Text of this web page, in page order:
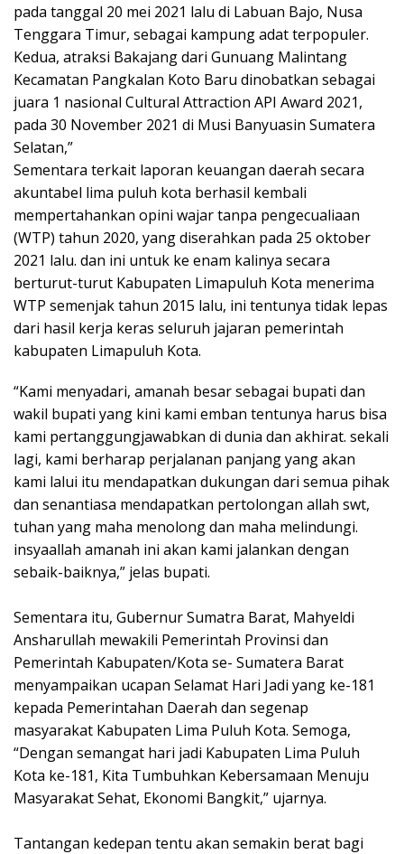
pada tanggal 20 mei 2021 lalu di Labuan Bajo, Nusa
Tenggara Timur, sebagai kampung adat terpopuler.
Kedua, atraksi Bakajang dari Gunuang Malintang
Kecamatan Pangkalan Koto Baru dinobatkan sebagai
juara 1 nasional Cultural Attraction API Award 2021,
pada 30 November 2021 di Musi Banyuasin Sumatera
Selatan,”
Sementara terkait laporan keuangan daerah secara
akuntabel lima puluh kota berhasil kembali
mempertahankan opini wajar tanpa pengecualiaan
(WTP) tahun 2020, yang diserahkan pada 25 oktober
2021 lalu. dan ini untuk ke enam kalinya secara
berturut-turut Kabupaten Limapuluh Kota menerima
WTP semenjak tahun 2015 lalu, ini tentunya tidak lepas
dari hasil kerja keras seluruh jajaran pemerintah
kabupaten Limapuluh Kota.
“Kami menyadari, amanah besar sebagai bupati dan
wakil bupati yang kini kami emban tentunya harus bisa
kami pertanggungjawabkan di dunia dan akhirat. sekali
lagi, kami berharap perjalanan panjang yang akan
kami lalui itu mendapatkan dukungan dari semua pihak
dan senantiasa mendapatkan pertolongan allah swt,
tuhan yang maha menolong dan maha melindungi.
insyaallah amanah ini akan kami jalankan dengan
sebaik-baiknya,” jelas bupati.
Sementara itu, Gubernur Sumatra Barat, Mahyeldi
Ansharullah mewakili Pemerintah Provinsi dan
Pemerintah Kabupaten/Kota se- Sumatera Barat
menyampaikan ucapan Selamat Hari Jadi yang ke-181
kepada Pemerintahan Daerah dan segenap
masyarakat Kabupaten Lima Puluh Kota. Semoga,
“Dengan semangat hari jadi Kabupaten Lima Puluh
Kota ke-181, Kita Tumbuhkan Kebersamaan Menuju
Masyarakat Sehat, Ekonomi Bangkit,” ujarnya.
Tantangan kedepan tentu akan semakin berat bagi